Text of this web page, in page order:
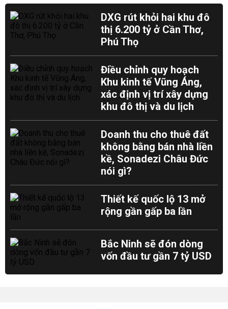
DXG rút khỏi hai khu đô
thị 6.200 tỷ ở Cần Thơ,
Phú Thọ
Điều chỉnh quy hoạch
Khu kinh tế Vũng Áng,
xác định vị trí xây dựng
khu đô thị và du lịch
Doanh thu cho thuê đất
không bằng bán nhà liền
kề, Sonadezi Châu Đức
nói gì?
Thiết kế quốc lộ 13 mở
rộng gần gấp ba lần
Bắc Ninh sẽ đón dòng
vốn đầu tư gần 7 tỷ USD